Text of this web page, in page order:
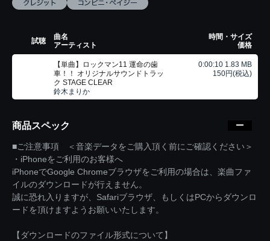
試聴
曲名
アーティスト
時間・サイズ
価格
【単曲】ロックマン11 運命の歯
車！！ オリジナルサウンドトラッ
ク STAGE CLEAR
鈴木まりか
0:00:10 1.83 MB
150円(税込)
商品スペック
■ご注意事項 ＜音楽データをご購入頂く前にご確認ください＞
・iPhoneをご利用のお客様へ
iPhoneでGoogle Chromeブラウザをご利用の場合は、楽曲ファ
イルのダウンロードが行えません。
誠に恐れ入りますが、Safariブラウザ、もしくはPCからダウンロ
ードを頂けますようお願いいたします。
【ダウンロードのファイル形式について】